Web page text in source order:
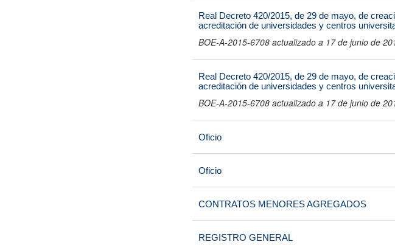
Real Decreto 420/2015, de 29 de mayo, de
acreditación de universidades y centros
BOE-A-2015-6708 actualizado a 17 de junio de
Real Decreto 420/2015, de 29 de mayo, de
acreditación de universidades y centros
BOE-A-2015-6708 actualizado a 17 de junio de
Oficio
Oficio
CONTRATOS MENORES AGREGADOS
REGISTRO GENERAL